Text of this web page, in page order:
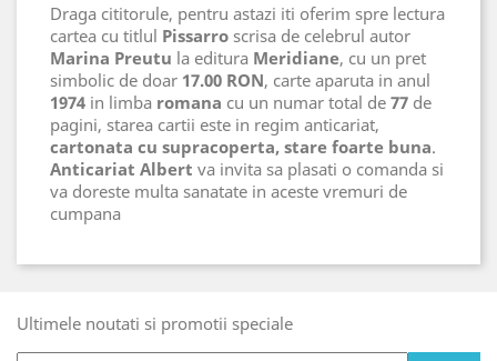
Draga cititorule, pentru astazi iti oferim spre lectura
cartea cu titlul Pissarro scrisa de celebrul autor
Marina Preutu la editura Meridiane, cu un pret
simbolic de doar 17.00 RON, carte aparuta in anul
1974 in limba romana cu un numar total de 77 de
pagini, starea cartii este in regim anticariat,
cartonata cu supracoperta, stare foarte buna.
Anticariat Albert va invita sa plasati o comanda si
va doreste multa sanatate in aceste vremuri de
cumpana
Ultimele noutati si promotii speciale